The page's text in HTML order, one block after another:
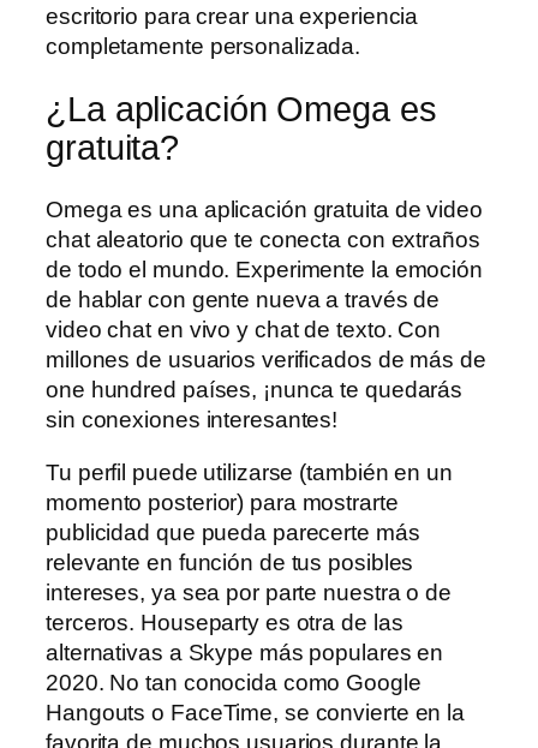
escritorio para crear una experiencia
completamente personalizada.
¿La aplicación Omega es
gratuita?
Omega es una aplicación gratuita de video
chat aleatorio que te conecta con extraños
de todo el mundo. Experimente la emoción
de hablar con gente nueva a través de
video chat en vivo y chat de texto. Con
millones de usuarios verificados de más de
one hundred países, ¡nunca te quedarás
sin conexiones interesantes!
Tu perfil puede utilizarse (también en un
momento posterior) para mostrarte
publicidad que pueda parecerte más
relevante en función de tus posibles
intereses, ya sea por parte nuestra o de
terceros. Houseparty es otra de las
alternativas a Skype más populares en
2020. No tan conocida como Google
Hangouts o FaceTime, se convierte en la
favorita de muchos usuarios durante la